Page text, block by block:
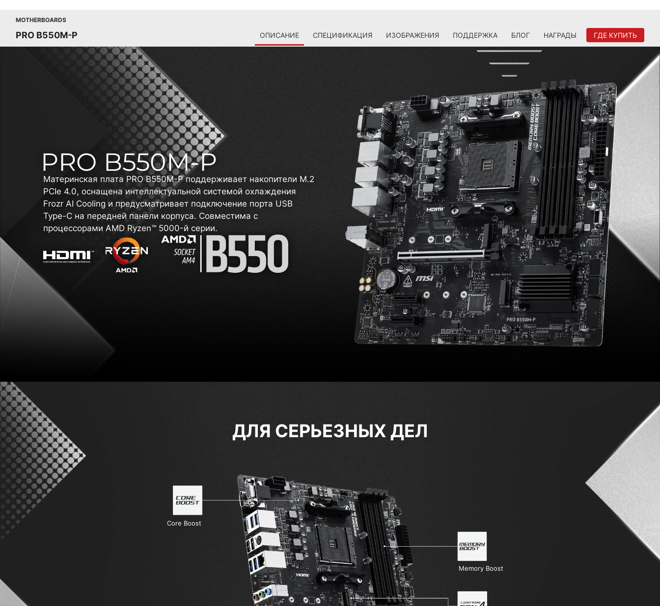
MOTHERBOARDS
PRO B550M-P ОПИСАНИЕ СПЕЦИФИКАЦИЯ ИЗОБРАЖЕНИЯ ПОДДЕРЖКА БЛОГ НАГРАДЫ ГДЕ КУПИТЬ
Материнская плата PRO B550M-P поддерживает накопители M.2
PCIe 4.0, оснащена интеллектуальной системой охлаждения
Frozr AI Cooling и предусматривает подключение порта USB
Type-C на передней панели корпуса. Совместима с
процессорами AMD Ryzen™ 5000-й серии.
ДЛЯ СЕРЬЕЗНЫХ ДЕЛ
Core Boost
Memory Boost